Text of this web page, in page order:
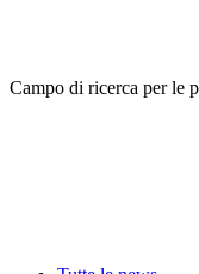
Campo di ricerca per le